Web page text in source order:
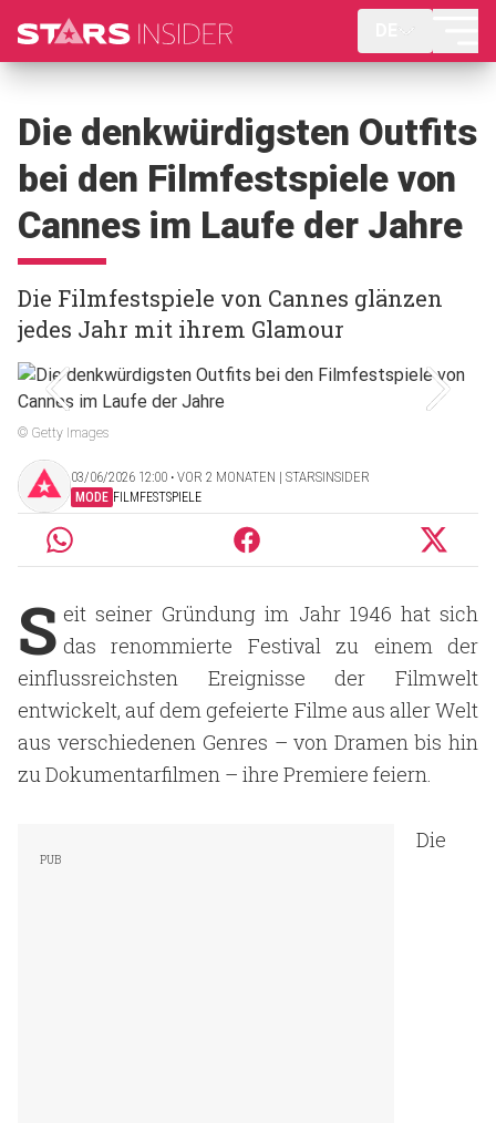
Die denkwürdigsten Outfits
bei den Filmfestspiele von
Cannes im Laufe der Jahre
Die Filmfestspiele von Cannes glänzen
jedes Jahr mit ihrem Glamour
© Getty Images
03/06/2026 12:00 ‧ VOR 2 MONATEN | STARSINSIDER
MODE FILMFESTSPIELE
S eit seiner Gründung im Jahr 1946 hat sich
das renommierte Festival zu einem der
einflussreichsten Ereignisse der Filmwelt
entwickelt, auf dem gefeierte Filme aus aller Welt
aus verschiedenen Genres – von Dramen bis hin
zu Dokumentarfilmen – ihre Premiere feiern.
Die